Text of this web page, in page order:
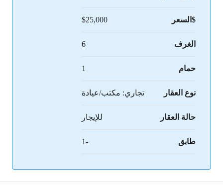
$السعر $25,000
الغرف 6
حمام 1
نوع العقار تجاري: مكتب/عيادة
حالة العقار للإيجار
طابق -1